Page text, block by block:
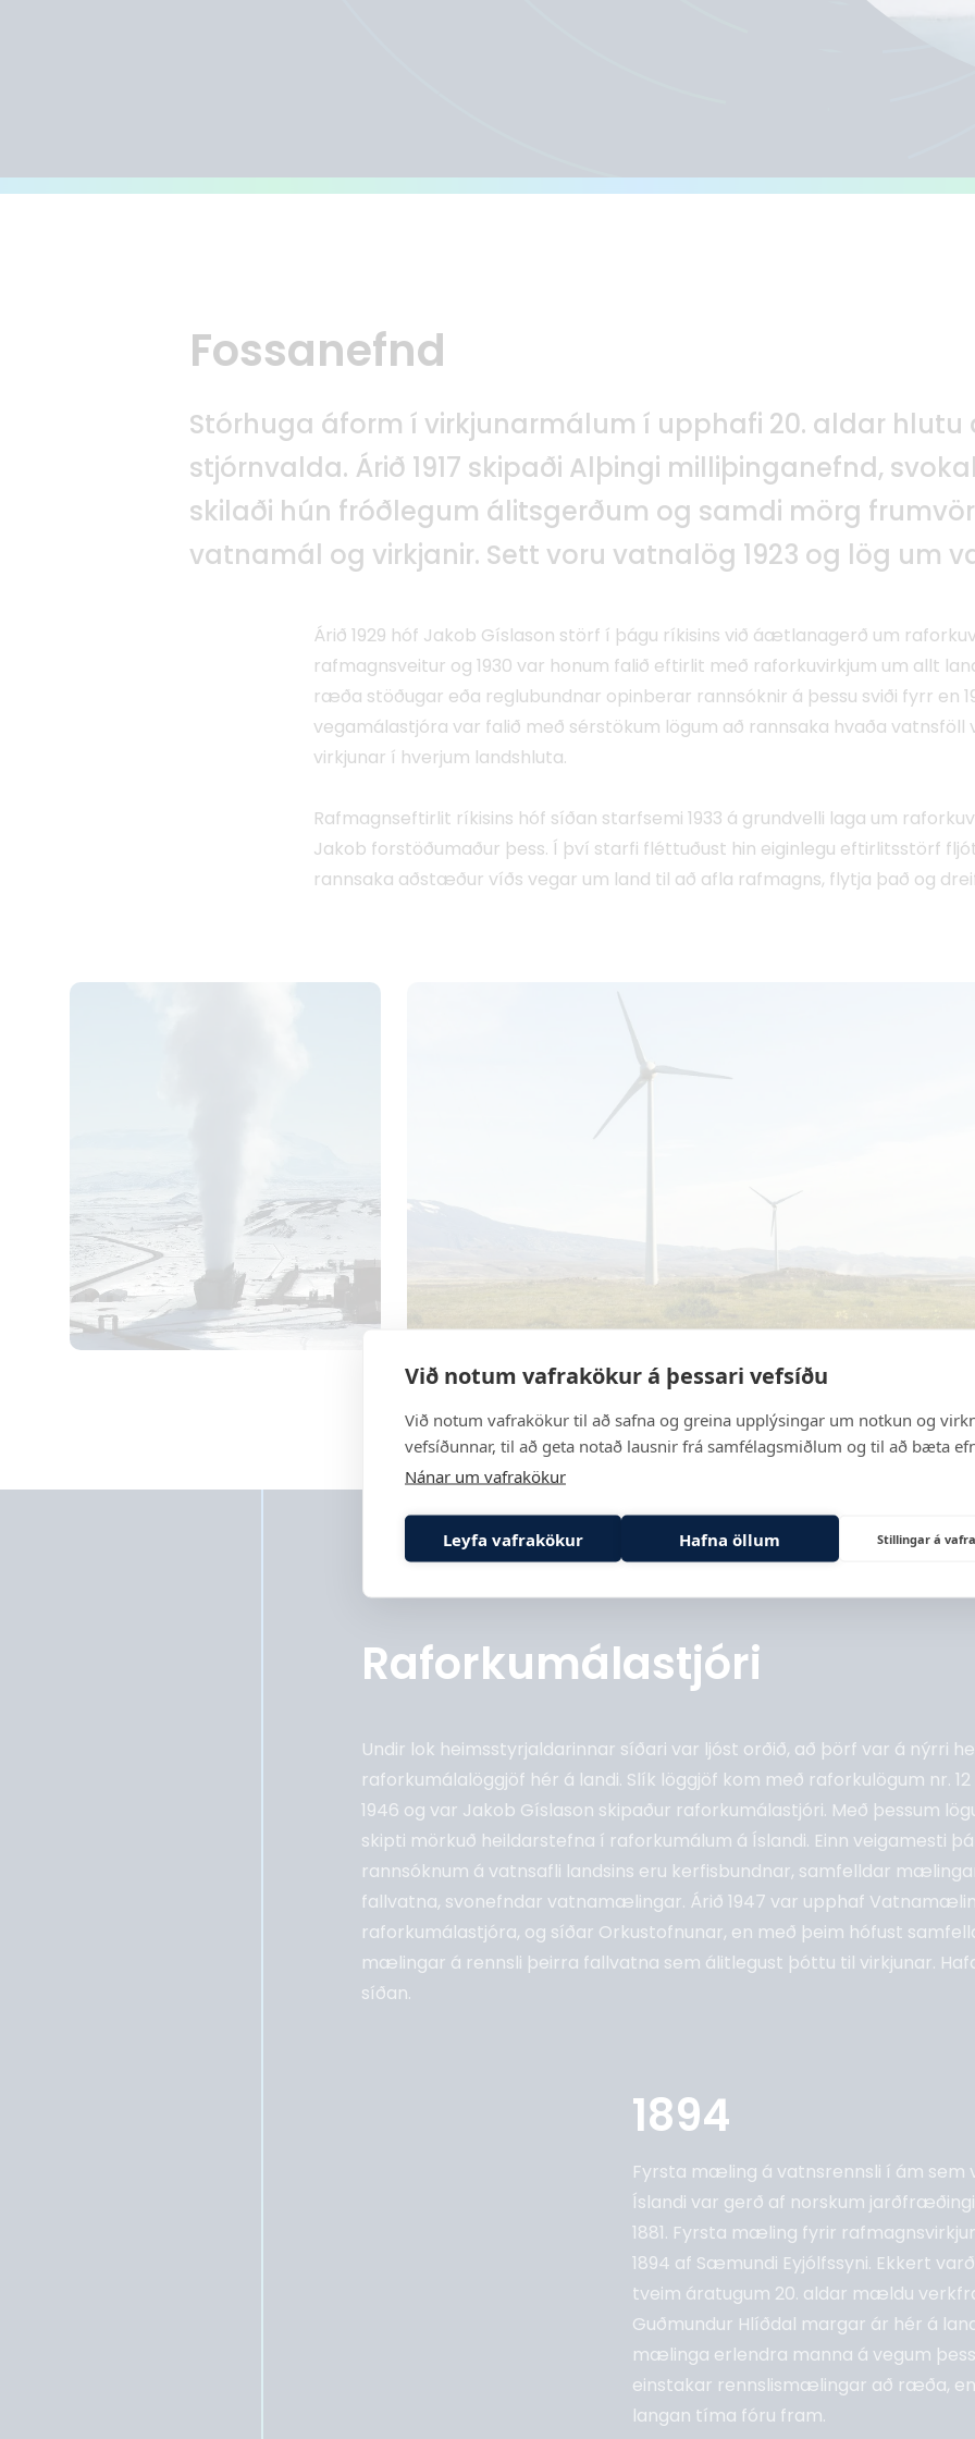
Við notum vafrakökur á þessari vefsíðu
Við notum vafrakökur til að safna og greina upplýsingar um notkun og
vefsíðunnar, til að geta notað lausnir frá samfélagsmiðlum og til að bæta
Nánar um vafrakökur
Leyfa vafrakökur Hafna öllum Stillingar á
Fossanefnd
Stórhuga áform í virkjunarmálum í upphafi 20. aldar
stjórnvalda. Árið 1917 skipaði Alþingi milliþinganefnd,
skilaði hún fróðlegum álitsgerðum og samdi mörg
vatnamál og virkjanir. Sett voru vatnalög 1923 og lög um
Árið 1929 hóf Jakob Gíslason störf í þágu ríkisins við áætlanagerð um
rafmagnsveitur og 1930 var honum falið eftirlit með raforkuvirkjum um allt
ræða stöðugar eða reglubundnar opinberar rannsóknir á þessu sviði fyrr en
vegamálastjóra var falið með sérstökum lögum að rannsaka hvaða
virkjunar í hverjum landshluta.
Rafmagnseftirlit ríkisins hóf síðan starfsemi 1933 á grundvelli laga um
Jakob forstöðumaður þess. Í því starfi fléttuðust hin eiginlegu eftirlitsstörf
rannsaka aðstæður víðs vegar um land til að afla rafmagns, flytja það og
Raforkumálastjóri
Undir lok heimsstyrjaldarinnar síðari var ljóst orðið, að þörf var á nýrri
raforkumálalöggjöf hér á landi. Slík löggjöf kom með raforkulögum nr.
1946 og var Jakob Gíslason skipaður raforkumálastjóri. Með þessum
skipti mörkuð heildarstefna í raforkumálum á Íslandi. Einn veigamesti
rannsóknum á vatnsafli landsins eru kerfisbundnar, samfelldar
fallvatna, svonefndar vatnamælingar. Árið 1947 var upphaf
raforkumálastjóra, og síðar Orkustofnunar, en með þeim hófust
mælingar á rennsli þeirra fallvatna sem álitlegust þóttu til virkjunar.
síðan.
1894
Fyrsta mæling á vatnsrennsli í ám sem
Íslandi var gerð af norskum
1881. Fyrsta mæling fyrir
1894 af Sæmundi Eyjólfssyni. Ekkert
tveim áratugum 20. aldar mældu
Guðmundur Hlíðdal margar ár hér á
mælinga erlendra manna á vegum
einstakar rennslismælingar að ræða,
langan tíma fóru fram.